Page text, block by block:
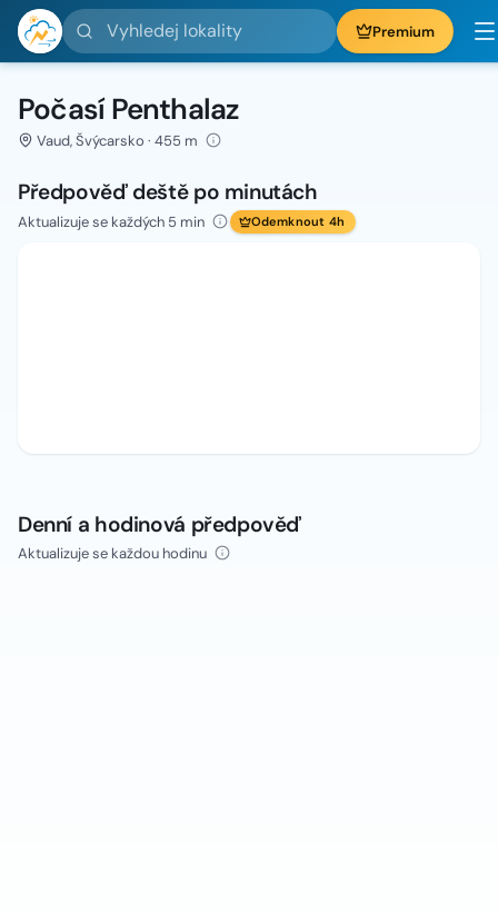
Vyhledej lokality Premium
Počasí Penthalaz
Vaud, Švýcarsko · 455 m
Předpověď deště po minutách
Aktualizuje se každých 5 min Odemknout 4h
Denní a hodinová předpověď
Aktualizuje se každou hodinu